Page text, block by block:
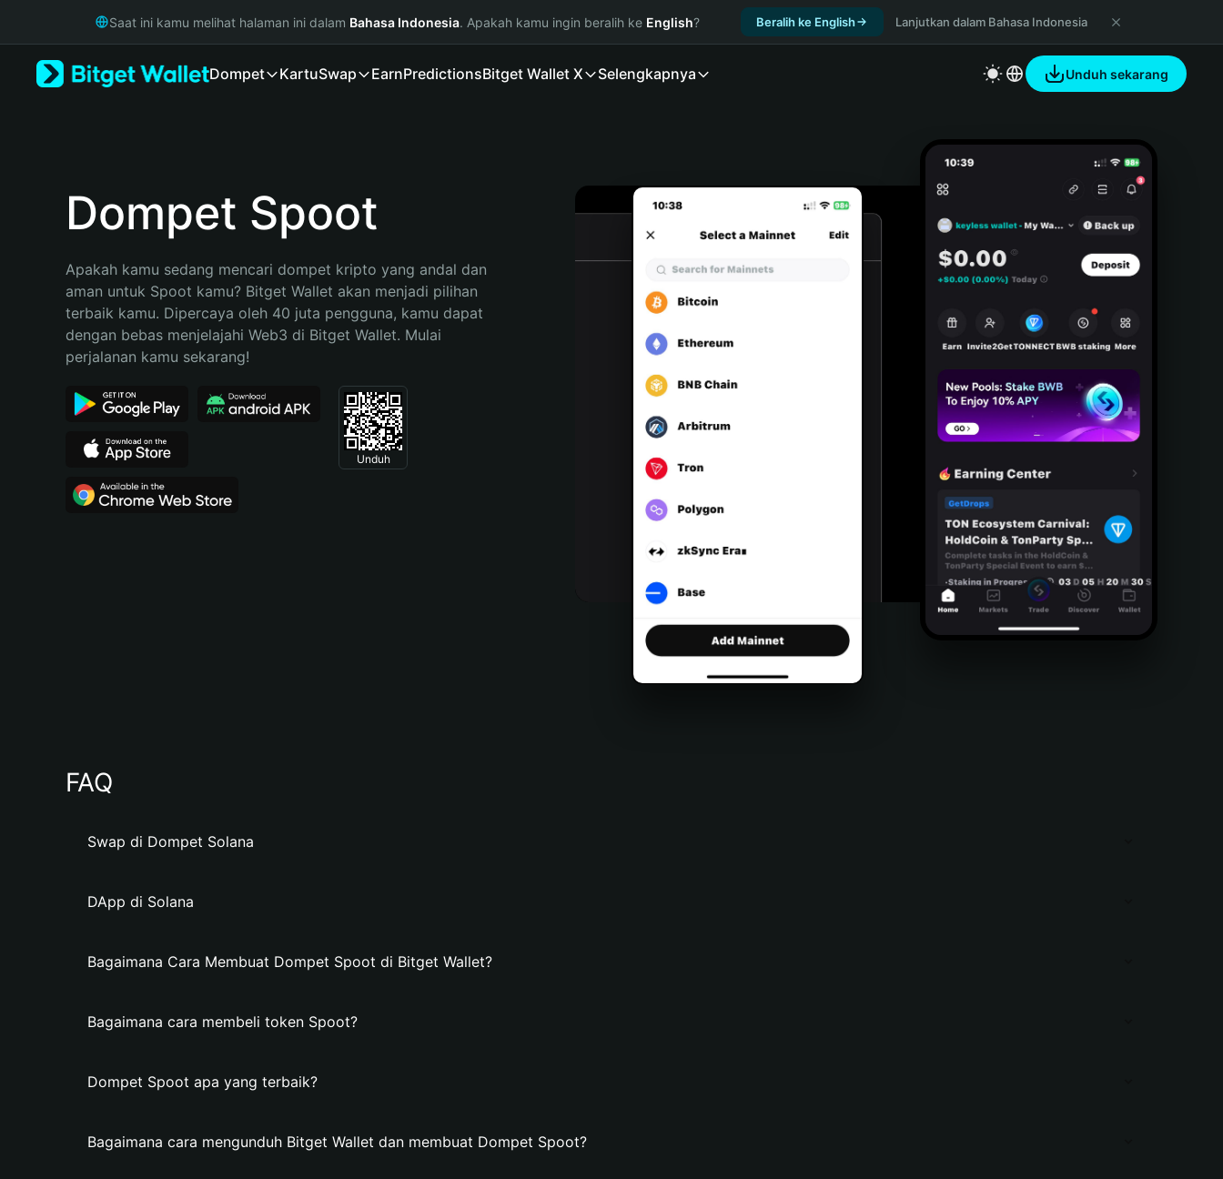
Русский
Bahasa Indonesia
Español (Argentina)
Saat ini kamu melihat halaman ini dalam Bahasa Indonesia. Apakah kamu ingin beralih ke English? Beralih ke English Lanjutkan dalam Bahasa Indonesia
Dompet KartuSwap EarnPredictionsBitget Wallet X Selengkapnya Unduh sekarang
Dompet Spoot
Apakah kamu sedang mencari dompet kripto yang andal dan
aman untuk Spoot kamu? Bitget Wallet akan menjadi pilihan
terbaik kamu. Dipercaya oleh 40 juta pengguna, kamu dapat
dengan bebas menjelajahi Web3 di Bitget Wallet. Mulai
perjalanan kamu sekarang!
Unduh
FAQ
Swap di Dompet Solana
DApp di Solana
Bagaimana Cara Membuat Dompet Spoot di Bitget Wallet?
Bagaimana cara membeli token Spoot?
Dompet Spoot apa yang terbaik?
Bagaimana cara mengunduh Bitget Wallet dan membuat Dompet Spoot?